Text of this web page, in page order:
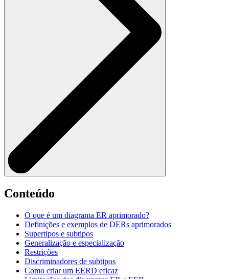
Conteúdo
O que é um diagrama ER aprimorado?
Definições e exemplos de DERs aprimorados
Supertipos e subtipos
Generalização e especialização
Restrições
Discriminadores de subtipos
Como criar um EERD eficaz